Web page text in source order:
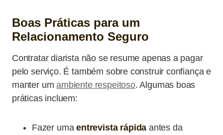
Boas Práticas para um
Relacionamento Seguro
Contratar diarista não se resume apenas a pagar
pelo serviço. É também sobre construir confiança e
manter umambiente respeitoso. Algumas boas
práticas incluem:
Fazer umaentrevista rápida antes da